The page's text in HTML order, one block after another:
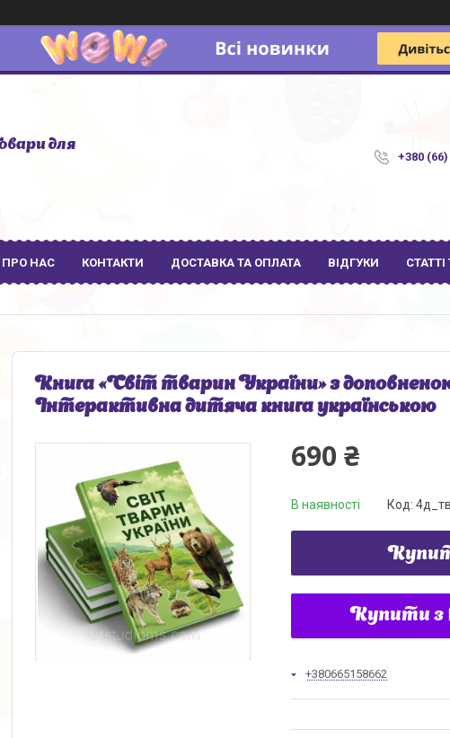
для
+380
ПРО НАС КОНТАКТИ ДОСТАВКА ТА ОПЛАТА ВІДГУКИ
Книга «Світ тварин України» з
Інтерактивна дитяча книга українською
690 ₴
В наявності Код:
Купити з
+380665158662